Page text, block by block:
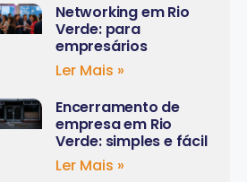
Networking em Rio
Verde: para
empresários
Ler Mais »
Encerramento de
empresa em Rio
Verde: simples e fácil
Ler Mais »